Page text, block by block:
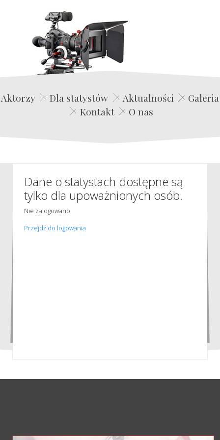
Edwin Film Agencja Aktorska
Aktorzy Dla statystów Aktualności
Galeria
Kontakt
O nas
Dane o statystach dostępne są
tylko dla upoważnionych osób.
Nie zalogowano
Przejdź do logowania